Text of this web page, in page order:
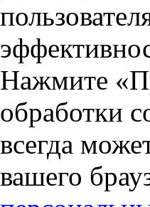
Нажмите
обработки
всегда
вашего